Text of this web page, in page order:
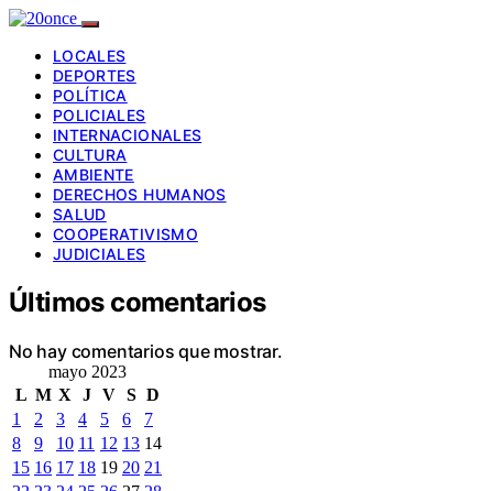
LOCALES
DEPORTES
POLÍTICA
POLICIALES
INTERNACIONALES
CULTURA
AMBIENTE
DERECHOS HUMANOS
SALUD
COOPERATIVISMO
JUDICIALES
Últimos comentarios
No hay comentarios que mostrar.
mayo 2023
L M X J V S D
1
2 3 4 5 6
7
8
9 10 11 12 13 14
15 16 17 18 19 20 21